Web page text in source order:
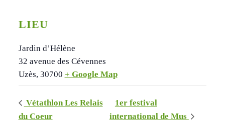
LIEU
Jardin d’Hélène
32 avenue des Cévennes
Uzès, 30700 + Google Map
Vétathlon Les Relais
du Coeur
1er festival
international de Mus